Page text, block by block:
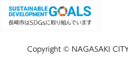
Copyright © NAGASAKI